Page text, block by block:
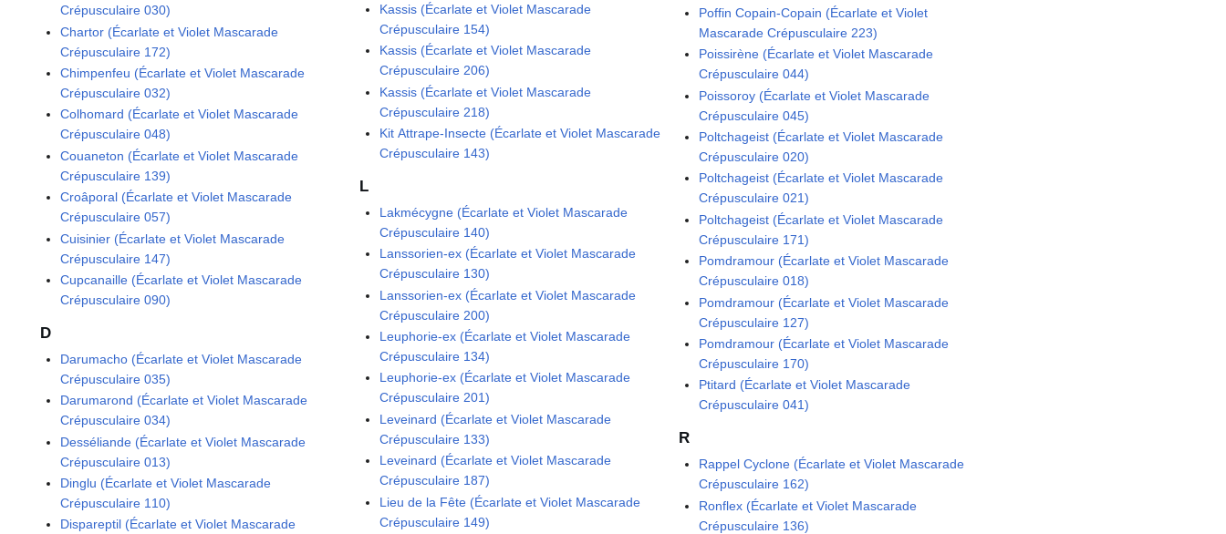
Crépusculaire 030)
Chartor (Écarlate et Violet Mascarade
Crépusculaire 172)
Chimpenfeu (Écarlate et Violet Mascarade
Crépusculaire 032)
Colhomard (Écarlate et Violet Mascarade
Crépusculaire 048)
Couaneton (Écarlate et Violet Mascarade
Crépusculaire 139)
Croâporal (Écarlate et Violet Mascarade
Crépusculaire 057)
Cuisinier (Écarlate et Violet Mascarade
Crépusculaire 147)
Cupcanaille (Écarlate et Violet Mascarade
Crépusculaire 090)
D
Darumacho (Écarlate et Violet Mascarade
Crépusculaire 035)
Darumarond (Écarlate et Violet Mascarade
Crépusculaire 034)
Desséliande (Écarlate et Violet Mascarade
Crépusculaire 013)
Dinglu (Écarlate et Violet Mascarade
Crépusculaire 110)
Dispareptil (Écarlate et Violet Mascarade
Kassis (Écarlate et Violet Mascarade
Crépusculaire 154)
Kassis (Écarlate et Violet Mascarade
Crépusculaire 206)
Kassis (Écarlate et Violet Mascarade
Crépusculaire 218)
Kit Attrape-Insecte (Écarlate et Violet Mascarade
Crépusculaire 143)
L
Lakmécygne (Écarlate et Violet Mascarade
Crépusculaire 140)
Lanssorien-ex (Écarlate et Violet Mascarade
Crépusculaire 130)
Lanssorien-ex (Écarlate et Violet Mascarade
Crépusculaire 200)
Leuphorie-ex (Écarlate et Violet Mascarade
Crépusculaire 134)
Leuphorie-ex (Écarlate et Violet Mascarade
Crépusculaire 201)
Leveinard (Écarlate et Violet Mascarade
Crépusculaire 133)
Leveinard (Écarlate et Violet Mascarade
Crépusculaire 187)
Lieu de la Fête (Écarlate et Violet Mascarade
Crépusculaire 149)
Poffin Copain-Copain (Écarlate et Violet
Mascarade Crépusculaire 223)
Poissirène (Écarlate et Violet Mascarade
Crépusculaire 044)
Poissoroy (Écarlate et Violet Mascarade
Crépusculaire 045)
Poltchageist (Écarlate et Violet Mascarade
Crépusculaire 020)
Poltchageist (Écarlate et Violet Mascarade
Crépusculaire 021)
Poltchageist (Écarlate et Violet Mascarade
Crépusculaire 171)
Pomdramour (Écarlate et Violet Mascarade
Crépusculaire 018)
Pomdramour (Écarlate et Violet Mascarade
Crépusculaire 127)
Pomdramour (Écarlate et Violet Mascarade
Crépusculaire 170)
Ptitard (Écarlate et Violet Mascarade
Crépusculaire 041)
R
Rappel Cyclone (Écarlate et Violet Mascarade
Crépusculaire 162)
Ronflex (Écarlate et Violet Mascarade
Crépusculaire 136)